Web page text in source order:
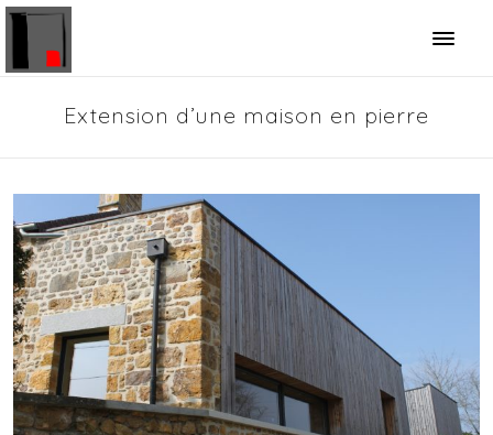
Panneau de gestion des cookies
Extension d’une maison en pierre